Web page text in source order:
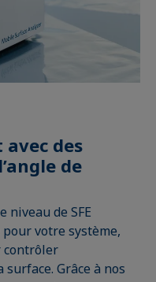
des
de
niveau de SFE
votre système,
contrôler
Grâce à nos